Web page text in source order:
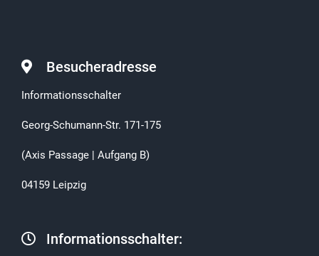
Besucheradresse
Informationsschalter
Georg-Schumann-Str. 171-175
(Axis Passage | Aufgang B)
04159 Leipzig
Informationsschalter: